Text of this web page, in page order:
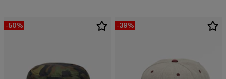
-50% -39%